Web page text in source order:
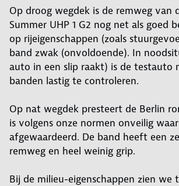
Op droog wegdek is de remweg van
Summer UHP 1 G2 nog net als goed
op rijeigenschappen (zoals
band zwak (onvoldoende). In
auto in een slip raakt) is de testauto
banden lastig te controleren.
Op nat wegdek presteert de Berlin
is volgens onze normen onveilig
afgewaardeerd. De band heeft een
remweg en heel weinig grip.
Bij de milieu-eigenschappen zien we